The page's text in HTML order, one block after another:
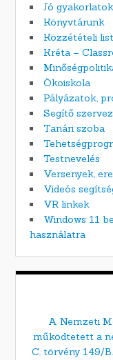
Jó gyakorlatok
Könyvtárunk
Közzétételi
Kréta –
Ökoiskola
Pályázatok,
Segítő
Tanári szoba
Testnevelés
Versenyek,
Videós
VR linkek
Windows 11
használatra
A Nemzeti
működtetett a
C. törvény 149/